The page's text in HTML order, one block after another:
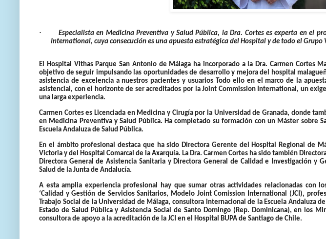
·
Especialista en Medicina Preventiva y Salud Pública, la Dra. Cortes es experta en el
International, cuya consecución es una apuesta estratégica del Hospital y de todo el Grupo
El Hospital Vithas Parque San Antonio de Málaga ha incorporado a laDra. Carmen Cortes
objetivo de seguir impulsando las oportunidades de desarrollo y mejora del hospital
asistencia de excelencia a nuestros pacientes y usuarios Todo ello en el marco de la
asistencial, con el horizonte de ser acreditados por la Joint Commission International, un
una larga experiencia.
Carmen Cortes es Licenciada en Medicina y Cirugía por la Universidad de Granada, donde
en Medicina Preventiva y Salud Pública. Ha completado su formación con un Máster sobre
Escuela Andaluza de Salud Pública.
En el ámbito profesional destaca que ha sido Directora Gerente del Hospital Regional de
Victoria y del Hospital Comarcal de la Axarquía. La Dra. Carmen Cortes ha sido también
Directora General de Asistencia Sanitaria y Directora General de Calidad e Investigación y
Salud de la Junta de Andalucía.
A esta amplia experiencia profesional hay que sumar otras actividades relacionadas con
‘Calidad y Gestión de Servicios Sanitarios, Modelo Joint Comission International (JCI),
Trabajo Social de la Universidad de Málaga, consultora internacional de la Escuela Andaluza
Estado de Salud Pública y Asistencia Social de Santo Domingo (Rep. Dominicana), en los
consultora de apoyo a la acreditación de la JCI en el Hospital BUPA de Santiago de Chile.